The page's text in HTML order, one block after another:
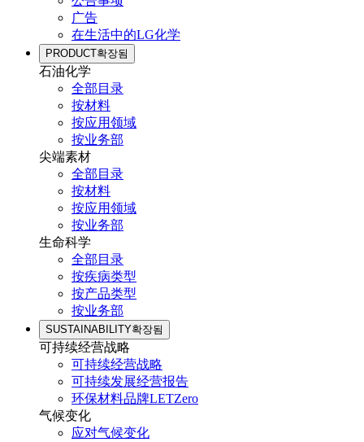
广告
在生活中的LG化学
PRODUCT확장됨
石油化学
全部目录
按材料
按应用领域
按业务部
尖端素材
全部目录
按材料
按应用领域
按业务部
生命科学
全部目录
按疾病类型
按产品类型
按业务部
SUSTAINABILITY확장됨
可持续经营战略
可持续经营战略
可持续发展经营报告
环保材料品牌LETZero
气候变化
应对气候变化